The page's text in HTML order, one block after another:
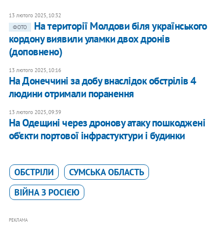
13 лютого 2025, 10:32
ФОТО
На території Молдови біля українського
кордону виявили уламки двох дронів
(доповнено)
13 лютого 2025, 10:16
На Донеччині за добу внаслідок обстрілів 4
людини отримали поранення
13 лютого 2025, 09:39
На Одещині через дронову атаку пошкоджені
об'єкти портової інфрастуктури і будинки
ОБСТРІЛИ
СУМСЬКА ОБЛАСТЬ
ВІЙНА З РОСІЄЮ
РЕКЛАМА